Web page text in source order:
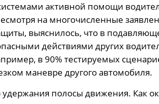
активной помощи
на многочисленные
выяснилось, что в
действиями других
в 90% тестируемых
маневре другого автомобиля.
полосы движения. Как